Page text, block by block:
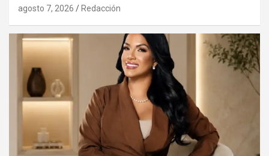
agosto 7, 2026 Redacción